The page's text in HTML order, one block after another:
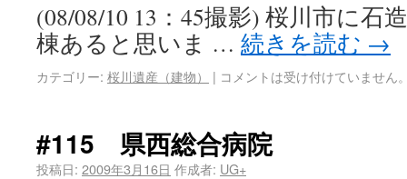
(08/08/10 13：45撮影) 桜川市に石
棟あると思いま … 続きを読む →
カテゴリー: 桜川遺産（建物） | コメントは受け付けていません
#115 県西総合病院
投稿日: 2009年3月16日 作成者: UG+